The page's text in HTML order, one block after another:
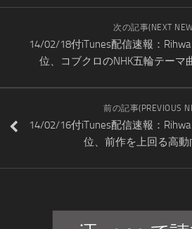
次の記事(NEXT
14/02/18付iTunes配信速報：
位、コブクロのNHK五輪テーマ
前の記事(PREVIOUS
14/02/16付iTunes配信速報：
位、前作を上回る高動